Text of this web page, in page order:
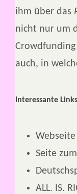
ihm über das
nicht nur um
auch, in
Interessante
Webseite
Seite
ALL. IS.